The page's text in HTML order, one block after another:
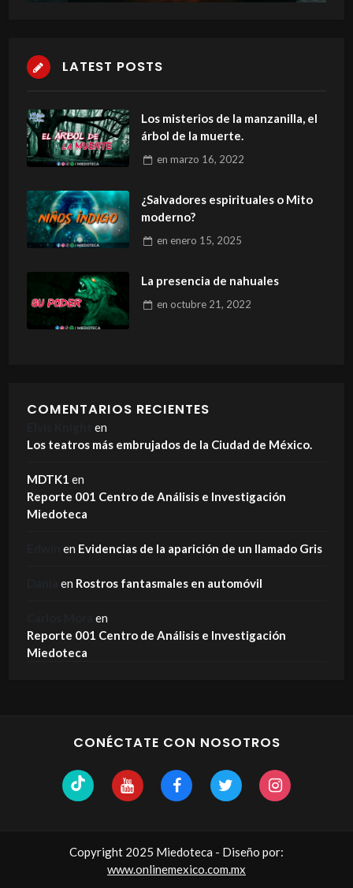
LATEST POSTS
Los misterios de la manzanilla, el
árbol de la muerte.
en marzo 16, 2022
¿Salvadores espirituales o Mito
moderno?
en enero 15, 2025
La presencia de nahuales
en octubre 21, 2022
COMENTARIOS RECIENTES
en
Los teatros más embrujados de la Ciudad de México.
MDTK1 en
Reporte 001 Centro de Análisis e Investigación
Miedoteca
en Evidencias de la aparición de un llamado Gris
en Rostros fantasmales en automóvil
en
Reporte 001 Centro de Análisis e Investigación
Miedoteca
CONÉCTATE CON NOSOTROS
Copyright 2025 Miedoteca - Diseño por:
www.onlinemexico.com.mx